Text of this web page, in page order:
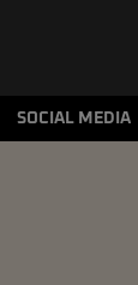
SOCIAL MEDIA